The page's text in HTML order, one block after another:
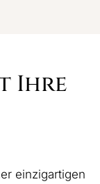
Ihre
einzigartigen